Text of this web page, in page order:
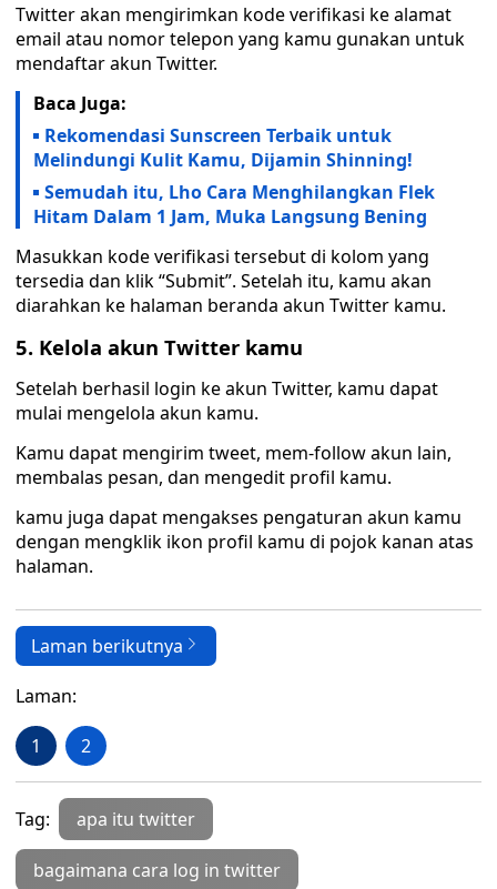
Twitter akan mengirimkan kode verifikasi ke alamat
email atau nomor telepon yang kamu gunakan untuk
mendaftar akun Twitter.
Baca Juga:
Rekomendasi Sunscreen Terbaik untuk
Melindungi Kulit Kamu, Dijamin Shinning!
Semudah itu, Lho Cara Menghilangkan Flek
Hitam Dalam 1 Jam, Muka Langsung Bening
Masukkan kode verifikasi tersebut di kolom yang
tersedia dan klik “Submit”. Setelah itu, kamu akan
diarahkan ke halaman beranda akun Twitter kamu.
5. Kelola akun Twitter kamu
Setelah berhasil login ke akun Twitter, kamu dapat
mulai mengelola akun kamu.
Kamu dapat mengirim tweet, mem-follow akun lain,
membalas pesan, dan mengedit profil kamu.
kamu juga dapat mengakses pengaturan akun kamu
dengan mengklik ikon profil kamu di pojok kanan atas
halaman.
Laman berikutnya
Laman:
1 2
Tag: apa itu twitter
bagaimana cara log in twitter